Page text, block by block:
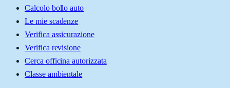
Calcolo bollo auto
Le mie scadenze
Verifica assicurazione
Verifica revisione
Cerca officina autorizzata
Classe ambientale